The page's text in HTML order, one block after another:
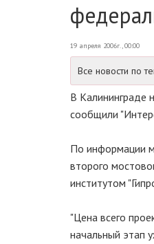
19 апреля 2006г., 00:00
Все новости по
В Калининграде
сообщили
По информации
второго
институтом
"Цена всего
начальный этап